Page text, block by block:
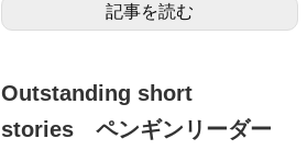
記事を読む
Outstanding short
stories ペンギンリーダー